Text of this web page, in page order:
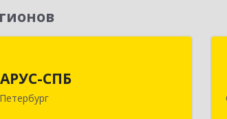
СПБ
округ Аптекарский